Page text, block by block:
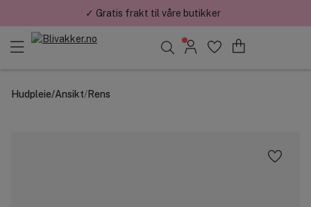
✓ Gratis frakt til våre butikker
Søk blant merker, kategorier og produkter
Hudpleie/Ansikt/Rens